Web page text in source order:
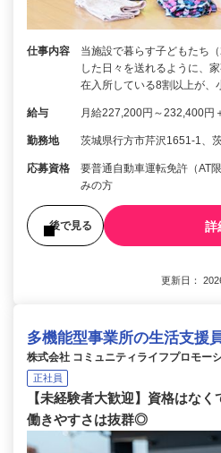
仕事内容
当施設で暮らす子どもたち
した日々を送れるように、
在入所している8割以上が、
給与 月給227,200円～232,400円
勤務地 茨城県行方市芹沢1651-1、
応募資格
要普通自動車運転免許（
みの方
後で見る 詳
更新日：
多機能型事業所の生活支援
株式会社 コミュニティライフプロモー
正社員
【未経験者大歓迎】資格はな
働きやすさは抜群◎